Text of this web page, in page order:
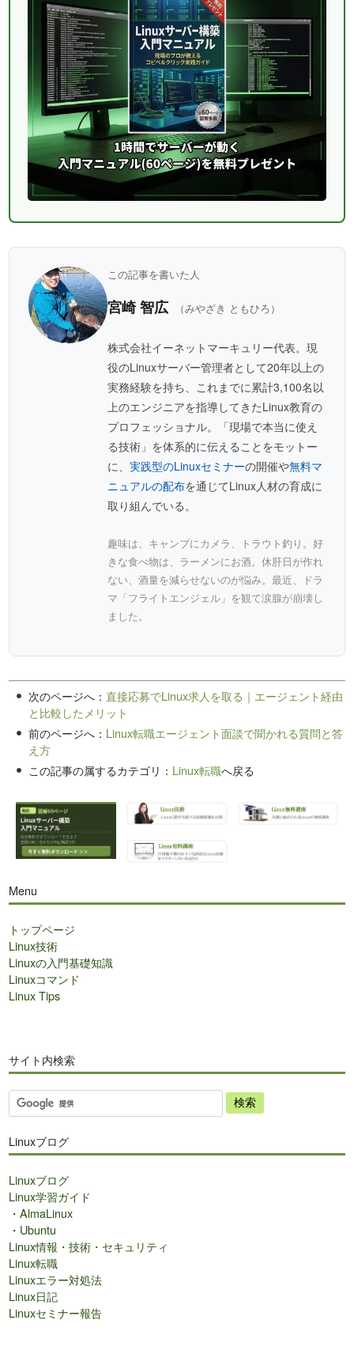
この記事を書いた人
宮崎 智広 （みやざき ともひろ）
株式会社イーネットマーキュリー代表。現
役のLinuxサーバー管理者として20年以上の
実務経験を持ち、これまでに累計3,100名以
上のエンジニアを指導してきたLinux教育の
プロフェッショナル。「現場で本当に使え
る技術」を体系的に伝えることをモットー
に、実践型のLinuxセミナーの開催や無料マ
ニュアルの配布を通じてLinux人材の育成に
取り組んでいる。
趣味は、キャンプにカメラ、トラウト釣り。好
きな食べ物は、ラーメンにお酒。休肝日が作れ
ない、酒量を減らせないのが悩み。最近、ドラ
マ「フライトエンジェル」を観て涙腺が崩壊し
ました。
次のページへ：直接応募でLinux求人を取る｜エージェント経由
と比較したメリット
前のページへ： Linux転職エージェント面談で聞かれる質問と答
え方
この記事の属するカテゴリ： Linux転職へ戻る
Menu
トップページ
Linux技術
Linuxの入門基礎知識
Linuxコマンド
Linux Tips
サイト内検索
サ
イ
内
索
Linuxブログ
Linuxブログ
Linux学習ガイド
・AlmaLinux
・ Ubuntu
Linux情報・技術・セキュリティ
Linux転職
Linuxエラー対処法
Linux日記
Linuxセミナー報告